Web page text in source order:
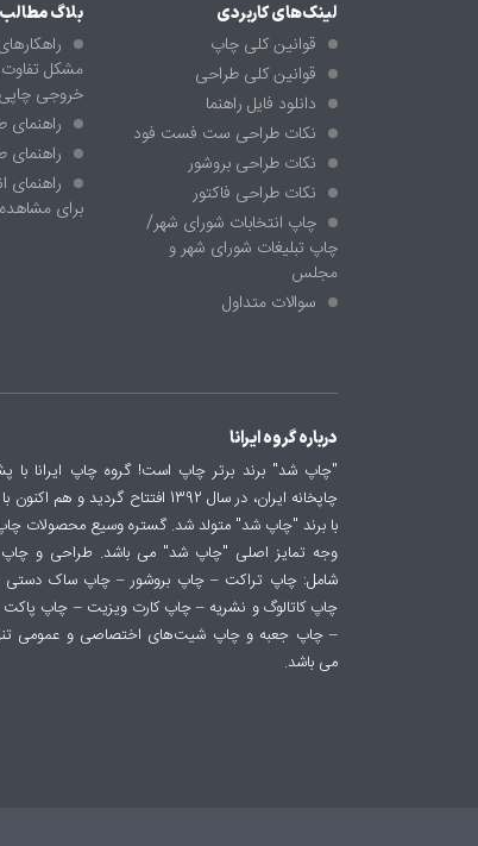
لینک‌های کاربردی
قوانین کلی چاپ
قوانین کلی طراحی
دانلود فایل راهنما
نکات طراحی ست فست فود
نکات طراحی بروشور
نکات طراحی فاکتور
چاپ انتخابات شورای شهر/
چاپ تبلیغات شورای شهر و
مجلس
سوالات متداول
بلاگ مطالب
مشکل تفاوت
خروجی چاپی
راهنمای
برای
درباره گروه ایرانا
"چاپ شد" برند برتر چاپ است! گروه چاپ ایرانا با
چاپخانه ایران، در سال 1392 افتتاح
با برند "چاپ شد" متولد شد. گستره وسیع محصولات
وجه تمایز اصلی "چاپ شد" می باشد. طراحی و
شامل: چاپ تراکت – چاپ بروشور – چاپ ساک
چاپ کاتالوگ و نشریه – چاپ کارت ویزیت – چاپ
– چاپ جعبه و چاپ شیت‌های اختصاصی و عمومی
می باشد.